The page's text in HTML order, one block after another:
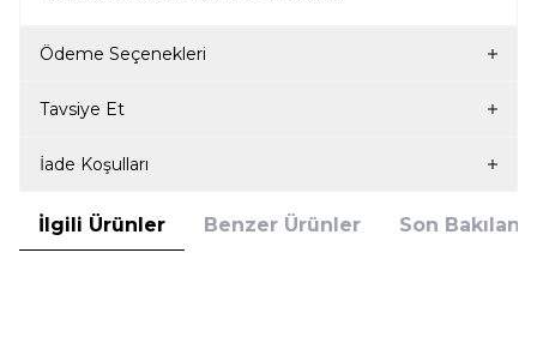
Ödeme Seçenekleri
Tavsiye Et
İade Koşulları
İlgili Ürünler Benzer Ürünler Son